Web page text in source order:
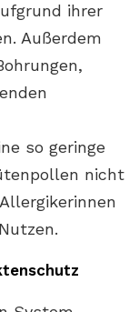
ihrer
Außerdem
so geringe
nicht